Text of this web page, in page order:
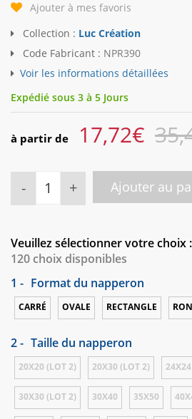
Ajouter à mes favoris
Collection : Luc Création
Code Fabricant : NPR390
Voir les informations détaillées
Expédié sous 3 à 5 Jours
à partir de 17,72€
- + Ajouter au
Veuillez sélectionner votre choix :
120 choix disponibles
1 - Format du napperon
CARRÉ OVALE RECTANGLE
2 - Taille du napperon
20X20 (LOT 2) 20X30 (LOT 2)
30X30 (LOT 2) 30X40 35X50